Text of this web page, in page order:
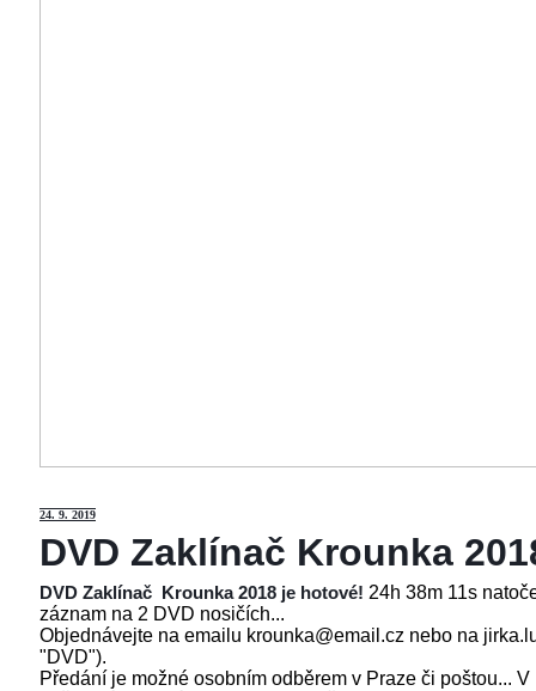
24. 9. 2019
DVD Zaklínač Krounka
DVD Zaklínač Krounka 2018 je hotové! 24h 38m 11s
záznam na 2 DVD nosičích...
Objednávejte na emailu krounka@email.cz nebo na
"DVD").
Předání je možné osobním odběrem v Praze či poštou...